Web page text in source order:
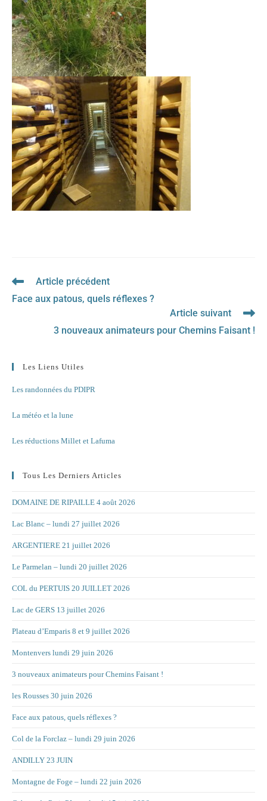
Read
articles
Article précédent
Face aux patous, quels réflexes ?
Article suivant
3 nouveaux animateurs pour Chemins Faisant !
Les Liens Utiles
Les randonnées du PDIPR
La météo et la lune
Les réductions Millet et Lafuma
Tous Les Derniers Articles
DOMAINE DE RIPAILLE 4 août 2026
Lac Blanc – lundi 27 juillet 2026
ARGENTIERE 21 juillet 2026
Le Parmelan – lundi 20 juillet 2026
COL du PERTUIS 20 JUILLET 2026
Lac de GERS 13 juillet 2026
Plateau d’Emparis 8 et 9 juillet 2026
Montenvers lundi 29 juin 2026
3 nouveaux animateurs pour Chemins Faisant !
les Rousses 30 juin 2026
Face aux patous, quels réflexes ?
Col de la Forclaz – lundi 29 juin 2026
ANDILLY 23 JUIN
Montagne de Foge – lundi 22 juin 2026